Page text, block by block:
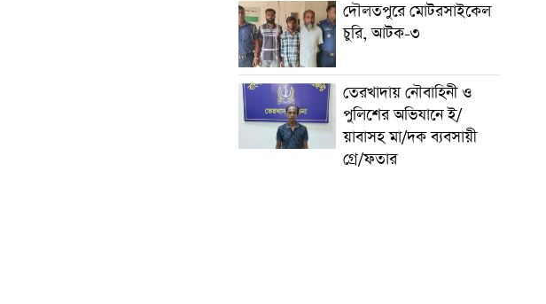
দৌলতপুরে মোটরসাইকেল
চুরি, আটক-৩
তেরখাদায় নৌবাহিনী ও
পুলিশের অভিযানে ই/
য়াবাসহ মা/দক ব্যবসায়ী
গ্রে/ফতার